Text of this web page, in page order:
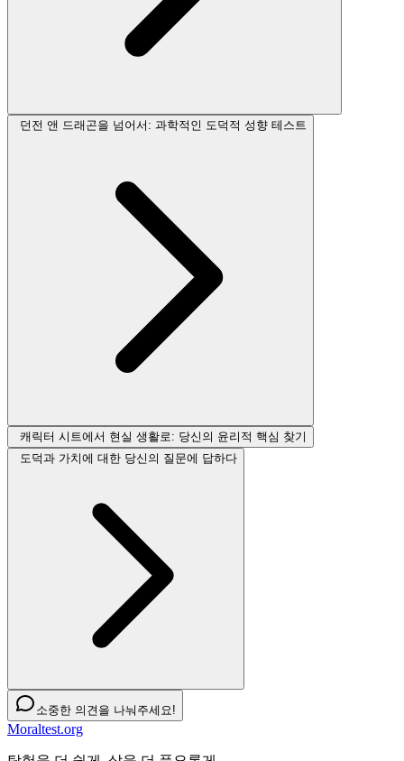
던전 앤 드래곤을 넘어서: 과학적인 도덕적 성향 테스트
캐릭터 시트에서 현실 생활로: 당신의 윤리적 핵심 찾기
도덕과 가치에 대한 당신의 질문에 답하다
소중한 의견을 나눠주세요!
Moraltest.org